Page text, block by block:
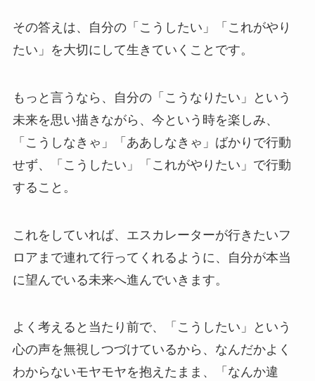
その答えは、自分の「こうしたい」「これがやり
たい」を大切にして生きていくことです。
もっと言うなら、自分の「こうなりたい」という
未来を思い描きながら、今という時を楽しみ、
「こうしなきゃ」「ああしなきゃ」ばかりで行動
せず、「こうしたい」「これがやりたい」で行動
すること。
これをしていれば、エスカレーターが行きたいフ
ロアまで連れて行ってくれるように、自分が本当
に望んでいる未来へ進んでいきます。
よく考えると当たり前で、「こうしたい」という
心の声を無視しつづけているから、なんだかよく
わからないモヤモヤを抱えたまま、「なんか違